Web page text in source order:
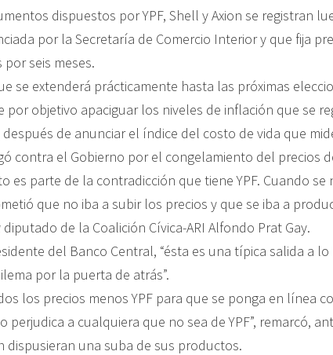
dispuestos por YPF, Shell y Axion se registran
por la Secretaría de Comercio Interior y que fija
seis meses.
se extenderá prácticamente hasta las próximas
por objetivo apaciguar los niveles de inflación que se
después de anunciar el índice del costo de vida que
contra el Gobierno por el congelamiento del precios
es parte de la contradicción que tiene YPF. Cuando se
que no iba a subir los precios y que se iba a
de la Coalición Cívica-ARI Alfondo Prat Gay.
del Banco Central, “ésta es una típica salida a
por la puerta de atrás”.
los precios menos YPF para que se ponga en línea
perjudica a cualquiera que no sea de YPF”, remarcó,
dispusieran una suba de sus productos.